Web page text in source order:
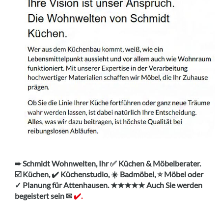
➨ Schmidt Wohnwelten, Ihr ✅ Küchen & Möbelberater.
☑️ Küchen, ✔️ Küchenstudio, ☀️ Badmöbel, ⭐ Möbel oder
✓ Planung für Attenhausen. ★★★★★ Auch Sie werden
begeistert sein ✉✔️.